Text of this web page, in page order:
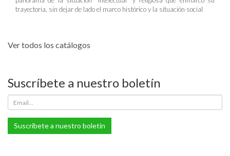
trayectoria, sin dejar de lado el marco histórico y la situación social
Ver todos los catálogos
Suscríbete a nuestro boletín
Suscríbete a nuestro boletín